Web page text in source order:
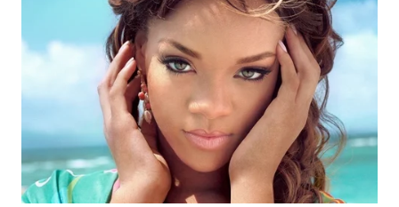
TRAVEL
WAHANA
TV